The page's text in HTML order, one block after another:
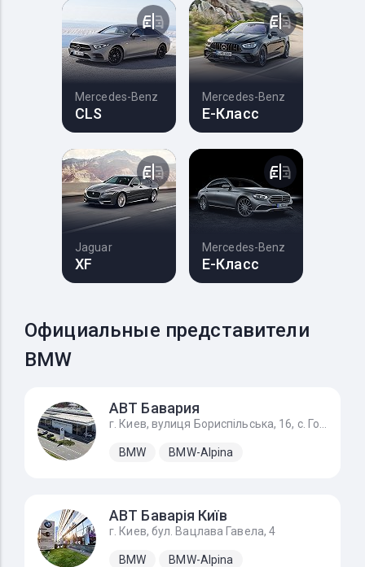
Mercedes-Benz
CLS
Mercedes-Benz
E-Класс
Jaguar
XF
Mercedes-Benz
E-Класс
Официальные представители
BMW
АВТ Бавария
BMW BMW-Alpina
АВТ Баварія Київ
г. Киев, бул. Вацлава Гавела, 4
BMW BMW-Alpina